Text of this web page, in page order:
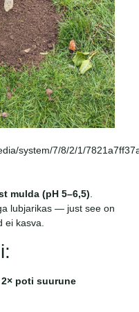
mulda (pH 5–6,5)
lubjarikas — just see on
ei kasva.
2× poti suurune